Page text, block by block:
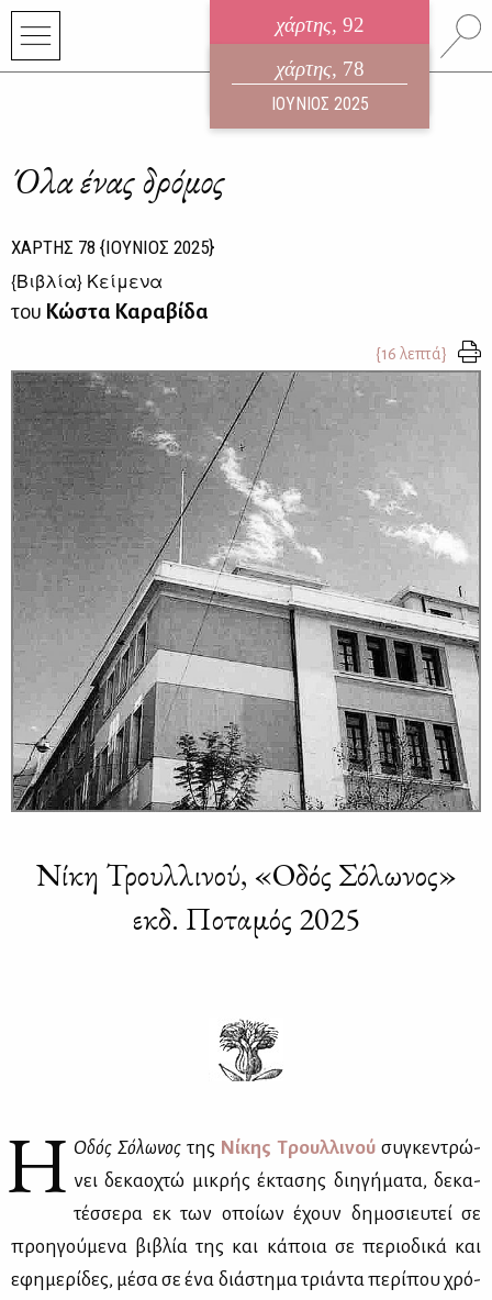
χάρτης, 92
ηλεκτρονικό περιοδικό
ΑΥΓΟΥΣΤΟΣ 2026
χάρτης, 78
ΙΟΥΝΙΟΣ 2025
Όλα ένας δρόμος
ΧΑΡΤΗΣ 78 {ΙΟΥΝΙΟΣ 2025}
{Βιβλία} Κείμενα
του Κώστα Καραβίδα
{16 λεπτά}
Νίκη Τρουλλινού, «Οδός Σόλωνος»
εκδ. Ποταμός 2025
Η Οδός Σό­λω­νος της Νί­κης Τρουλ­λι­νού συ­γκε­ντρώ­
νει δε­κα­ο­χτώ μι­κρής έκτα­σης δι­η­γή­μα­τα, δε­κα­
τέσ­σε­ρα εκ των οποί­ων έχουν δη­μο­σιευ­τεί σε
προη­γού­με­να βι­βλία της και κά­ποια σε πε­ριο­δι­κά και
εφη­με­ρί­δες, μέ­σα σε ένα διά­στη­μα τριά­ντα πε­ρί­που χρό­